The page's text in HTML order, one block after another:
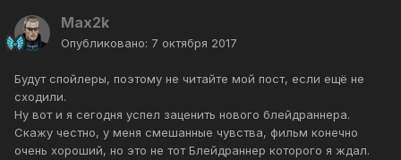
Max2k
Опубликовано: 7 октября 2017
Будут спойлеры, поэтому не читайте мой пост, если ещё не
сходили.
Ну вот и я сегодня успел заценить нового блейдраннера.
Скажу честно, у меня смешанные чувства, фильм конечно
очень хороший, но это не тот Блейдраннер которого я ждал.